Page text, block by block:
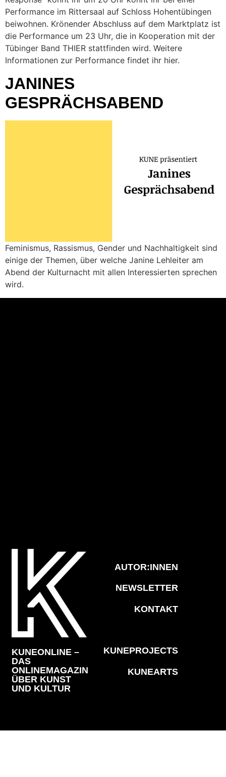
Performance im Rittersaal auf Schloss Hohentübingen
beiwohnen. Krönender Abschluss auf dem Marktplatz ist
die Performance um 23 Uhr, die in Kooperation mit der
Tübinger Band THIER stattfinden wird. Weitere
Informationen zur Performance findet ihr hier.
JANINES
GESPRÄCHSABEND
Feminismus, Rassismus, Gender und Nachhaltigkeit sind
einige der Themen, über welche Janine Lehleiter am
Abend der Kulturnacht mit allen Interessierten sprechen
wird.
KUNEONLINE –
DAS
ONLINEMAGAZIN
ÜBER KUNST
UND KULTUR
AUTOR:INNEN
NEWSLETTER
KONTAKT
KUNEPROJECTS
KUNEARTS